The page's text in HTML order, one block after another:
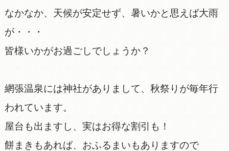
なかなか、天候が安定せず、暑いかと思えば大雨
が・・・
皆様いかがお過ごしでしょうか？
網張温泉には神社がありまして、秋祭りが毎年行
われています。
屋台も出ますし、実はお得な割引も！
餅まきもあれば、おふるまいもありますので